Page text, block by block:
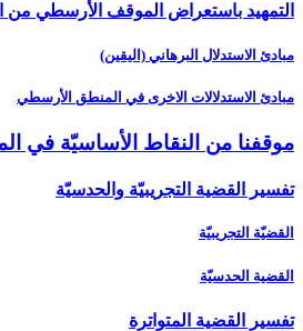
التمهيد باستعراض الموقف الأرسطي من
مبادئ الاستدلال البرهاني (اليقين)
مبادئ الاستدلالات الاخرى في المنطق الأرسطي
موقفنا من النقاط الأساسيّة في
تفسير القضية التجريبيّة والحدسيّة
القضيّة التجريبيّة
القضية الحدسيّة
تفسير القضية المتواترة